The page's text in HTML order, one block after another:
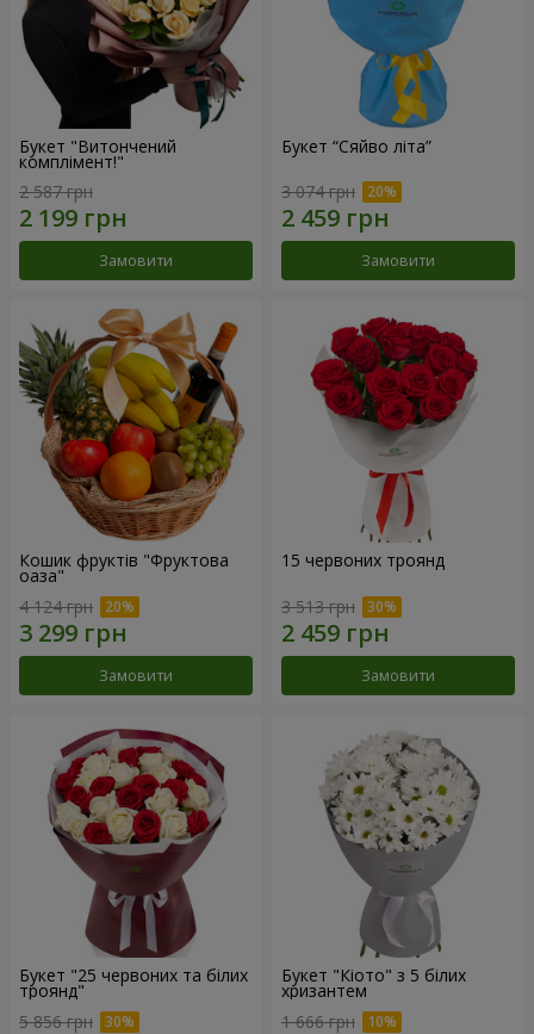
Букет "Витончений
комплімент!"
2 587 грн
Замовити
Букет “Сяйво літа”
3 074 грн
Замовити
Кошик фруктів "Фруктова
оаза"
4 124 грн
Замовити
15 червоних троянд
3 513 грн
Замовити
Букет "25 червоних та білих
троянд"
5 856 грн
Букет "Кіото" з 5 білих
хризантем
1 666 грн